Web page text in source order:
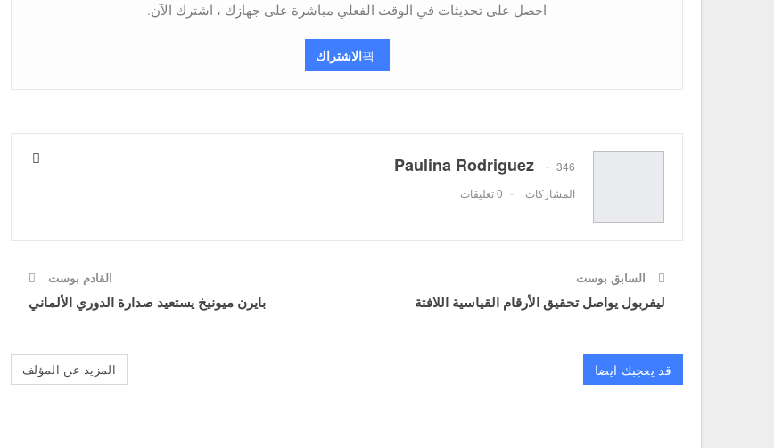
احصل على تحديثات في الوقت الفعلي مباشرة على جهازك ، اشترك الآن.
الاشتراك
Paulina Rodriguez
346
المشاركات
0 تعليقات
السابق بوست
ليفربول يواصل تحقيق الأرقام القياسية اللافتة
القادم بوست
بايرن ميونيخ يستعيد صدارة الدوري الألماني
قد يعجبك ايضا المزيد عن المؤلف